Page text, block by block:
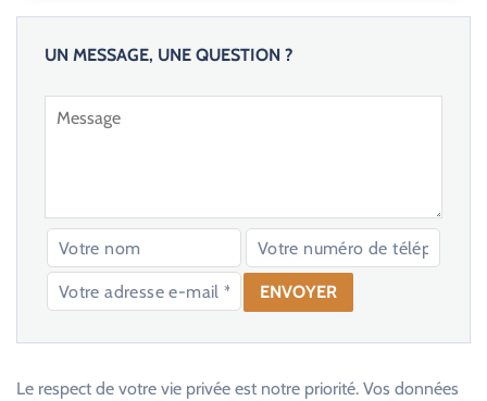
UN MESSAGE, UNE QUESTION ?
Le respect de votre vie privée est notre priorité. Vos données